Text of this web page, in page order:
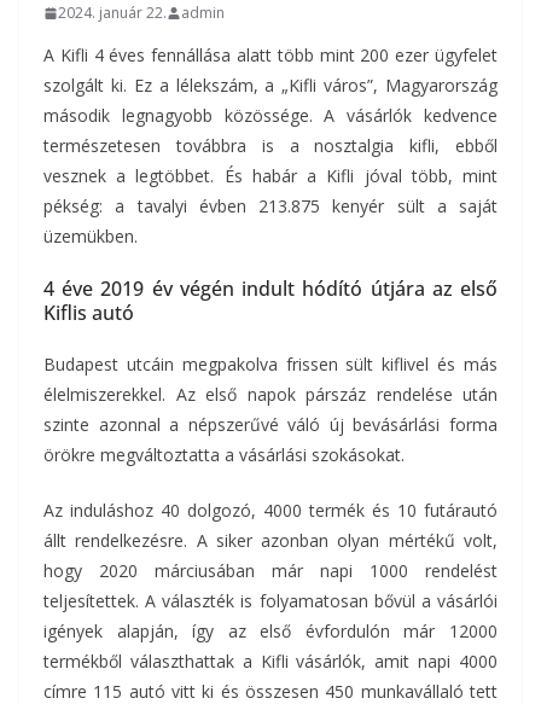
2024. január 22. admin
A Kifli 4 éves fennállása alatt több mint 200 ezer ügyfelet
szolgált ki. Ez a lélekszám, a „Kifli város”, Magyarország
második legnagyobb közössége. A vásárlók kedvence
természetesen továbbra is a nosztalgia kifli, ebből
vesznek a legtöbbet. És habár a Kifli jóval több, mint
pékség: a tavalyi évben 213.875 kenyér sült a saját
üzemükben.
4 éve 2019 év végén indult hódító útjára az első
Kiflis autó
Budapest utcáin megpakolva frissen sült kiflivel és más
élelmiszerekkel. Az első napok párszáz rendelése után
szinte azonnal a népszerűvé váló új bevásárlási forma
örökre megváltoztatta a vásárlási szokásokat.
Az induláshoz 40 dolgozó, 4000 termék és 10 futárautó
állt rendelkezésre. A siker azonban olyan mértékű volt,
hogy 2020 márciusában már napi 1000 rendelést
teljesítettek. A választék is folyamatosan bővül a vásárlói
igények alapján, így az első évfordulón már 12000
termékből választhattak a Kifli vásárlók, amit napi 4000
címre 115 autó vitt ki és összesen 450 munkavállaló tett